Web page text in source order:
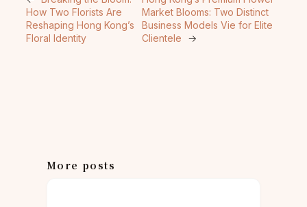
How Two Florists Are
Reshaping Hong Kong’s
Floral Identity
Market Blooms: Two Distinct
Business Models Vie for Elite
Clientele
→
More posts